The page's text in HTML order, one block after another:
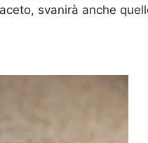
svanirà anche